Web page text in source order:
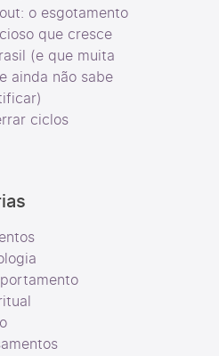
o esgotamento
que cresce
(e que muita
ainda não sabe
ciclos